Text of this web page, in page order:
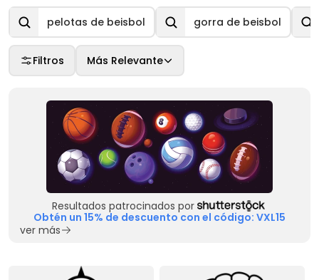
pelotas de beisbol gorra de beisbol
Filtros Más Relevante
Resultados patrocinados por
Obtén un 15% de descuento con el código: VXL15
ver más